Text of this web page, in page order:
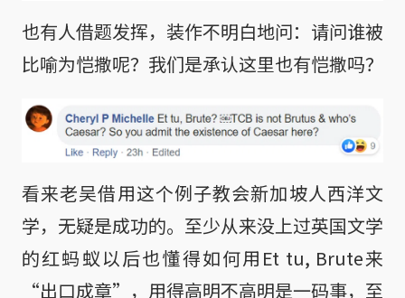
也有人借题发挥，装作不明白地问：请问谁被
比喻为恺撒呢？我们是承认这里也有恺撒吗？
看来老吴借用这个例子教会新加坡人西洋文
学，无疑是成功的。至少从来没上过英国文学
的红蚂蚁以后也懂得如何用Et tu, Brute来
“出口成章”，用得高明不高明是一码事，至